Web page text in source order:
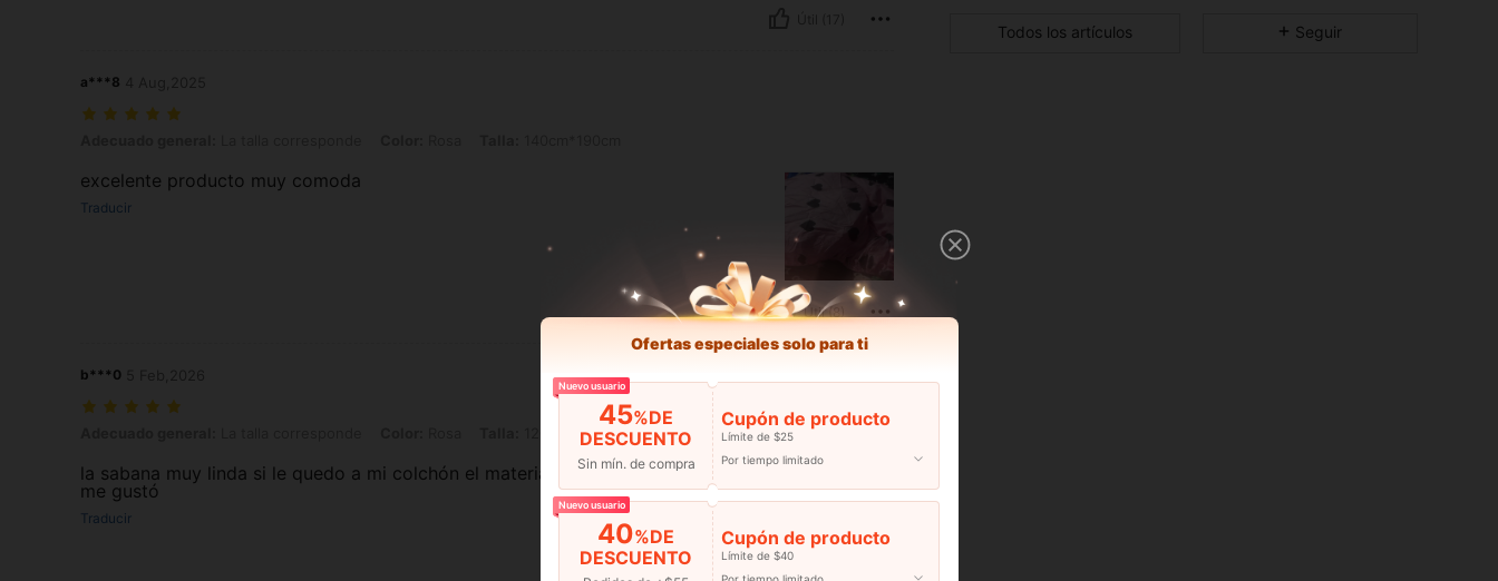
a***8
excelente producto muy comoda
Traducir
Útil (8)
b***0
120cm*200cm
la sabana muy linda si le quedo a mi colchón el material es grueso y el diseño si
me gustó
Traducir
4.59
Todos los artículos Seguir
Ofertas especiales solo para ti
Nuevo usuario
45%DE
DESCUENTO
Sin mín. de compra
Cupón de producto
Límite de $25
Por tiempo limitado
Nuevo usuario
40%DE
DESCUENTO
Cupón de producto
Límite de $40
Por tiempo limitado